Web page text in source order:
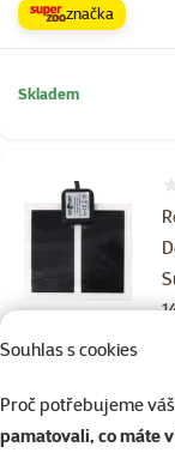
Souhlas s cookies
Proč potřebujeme
pamatovali, co máte
značka
Skladem
☀️Léto